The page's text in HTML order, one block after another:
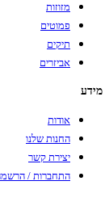
מזוזות
פמוטים
תיקים
אביזרים
מידע
אודות
החנות שלנו
יצירת קשר
התחברות /